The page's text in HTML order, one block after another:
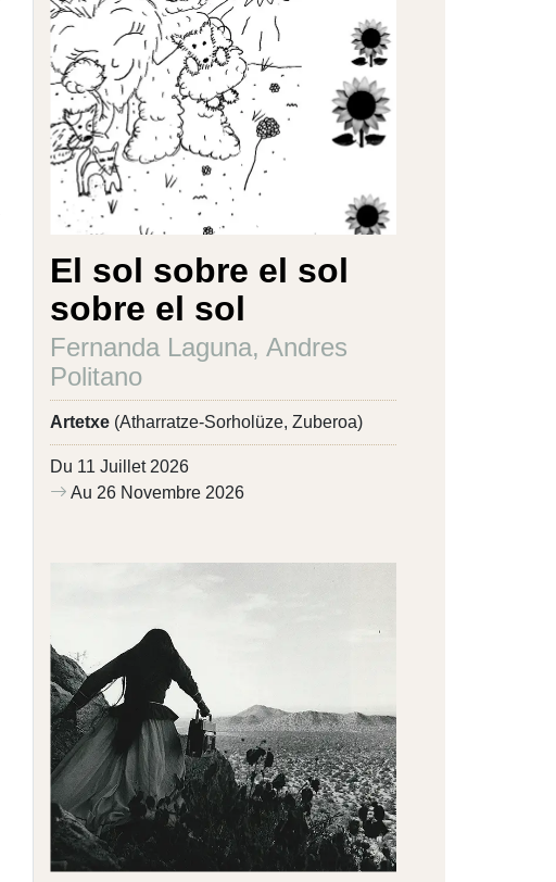
El sol sobre el sol
sobre el sol
Fernanda Laguna, Andres
Politano
Artetxe (Atharratze-Sorholüze, Zuberoa)
Du 11 Juillet 2026
Au 26 Novembre 2026